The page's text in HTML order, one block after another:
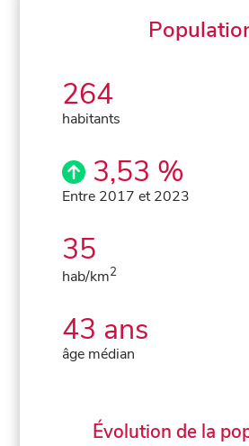
264
habitants
3,53 %
Entre 2017 et 2023
35
hab/km2
43 ans
âge médian
Évolution de la